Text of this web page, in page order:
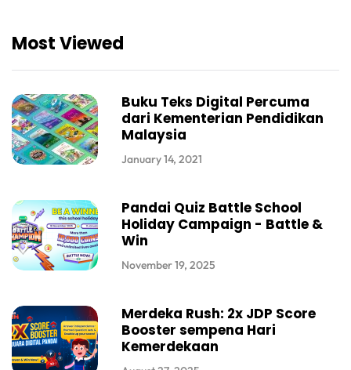
Most Viewed
Buku Teks Digital Percuma
dari Kementerian Pendidikan
Malaysia
January 14, 2021
Pandai Quiz Battle School
Holiday Campaign - Battle &
Win
November 19, 2025
Merdeka Rush: 2x JDP Score
Booster sempena Hari
Kemerdekaan